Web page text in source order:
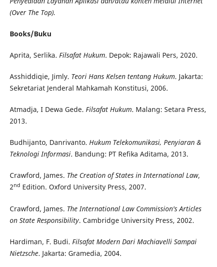
(Over The Top).
Books/Buku
Aprita, Serlika. Filsafat Hukum. Depok: Rajawali Pers, 2020.
Asshiddiqie, Jimly. Teori Hans Kelsen tentang Hukum. Jakarta:
Sekretariat Jenderal Mahkamah Konstitusi, 2006.
Atmadja, I Dewa Gede. Filsafat Hukum. Malang: Setara Press,
2013.
Budhijanto, Danrivanto. Hukum Telekomunikasi, Penyiaran &
Teknologi Informasi. Bandung: PT Refika Aditama, 2013.
Crawford, James. The Creation of States in International Law,
2nd Edition. Oxford University Press, 2007.
Crawford, James. The International Law Commission's Articles
on State Responsibility. Cambridge University Press, 2002.
Hardiman, F. Budi. Filsafat Modern Dari Machiavelli Sampai
Nietzsche. Jakarta: Gramedia, 2004.